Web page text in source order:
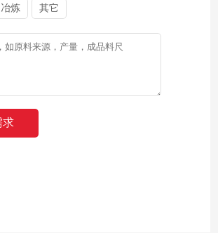
冶炼 其它